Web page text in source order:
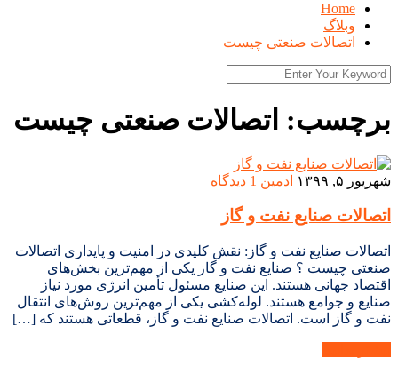
Home
وبلاگ
اتصالات صنعتی چیست
برچسب: اتصالات صنعتی چیست
شهریور ۵, ۱۳۹۹ ادمین 1 دیدگاه
اتصالات صنایع نفت و گاز
اتصالات صنایع نفت و گاز: نقش کلیدی در امنیت و پایداری اتصالات
صنعتی چیست ؟ صنایع نفت و گاز یکی از مهم‌ترین بخش‌های
اقتصاد جهانی هستند. این صنایع مسئول تأمین انرژی مورد نیاز
صنایع و جوامع هستند. لوله‌کشی یکی از مهم‌ترین روش‌های انتقال
نفت و گاز است. اتصالات صنایع نفت و گاز، قطعاتی هستند که […]